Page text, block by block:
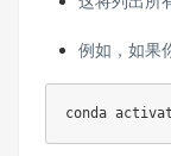
例如，如果
conda